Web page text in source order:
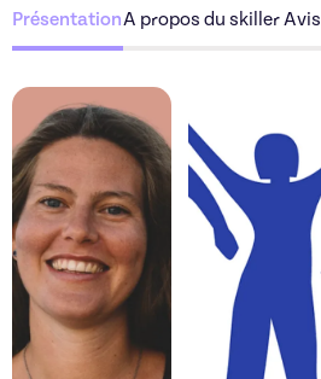
PrésentationA propos du skillerAvis